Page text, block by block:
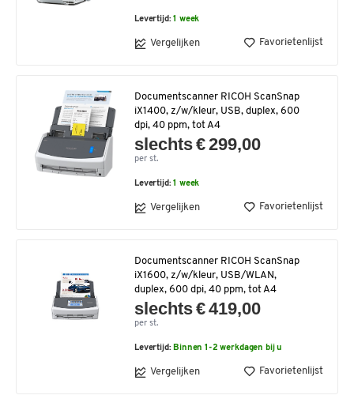
Levertijd:1 week
Vergelijken Favorietenlijst
Documentscanner RICOH ScanSnap
iX1400, z/w/kleur, USB, duplex, 600
dpi, 40 ppm, tot A4
slechts € 299,00
per st.
Levertijd:1 week
Vergelijken Favorietenlijst
Documentscanner RICOH ScanSnap
iX1600, z/w/kleur, USB/WLAN,
duplex, 600 dpi, 40 ppm, tot A4
slechts € 419,00
per st.
Levertijd: Binnen 1-2 werkdagen bij u
Vergelijken Favorietenlijst